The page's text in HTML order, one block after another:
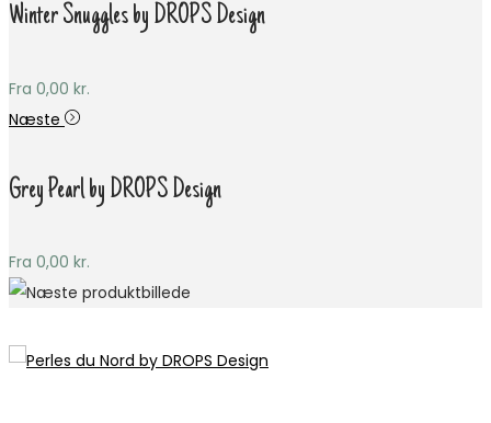
Winter Snuggles by DROPS Design
Fra 0,00 kr.
Næste
Grey Pearl by DROPS Design
Fra 0,00 kr.